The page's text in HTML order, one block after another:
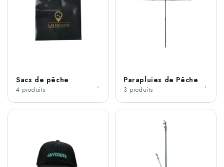
Sacs de pêche
4 produits →
Parapluies de Pêche
3 produits →